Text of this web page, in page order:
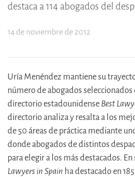
destaca a 114 abogados del
14 de noviembre de 2012
Uría Menéndez mantiene su
número de abogados seleccionados
directorio estadounidense Best
directorio analiza y resalta a los
de 50 áreas de práctica mediante
donde abogados de distintos
para elegir a los más destacados. En
Lawyers in Spain ha destacado en